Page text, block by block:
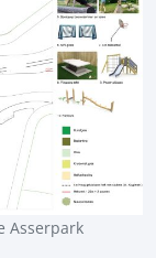
Asserpark